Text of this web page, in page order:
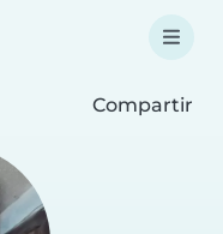
Compartir